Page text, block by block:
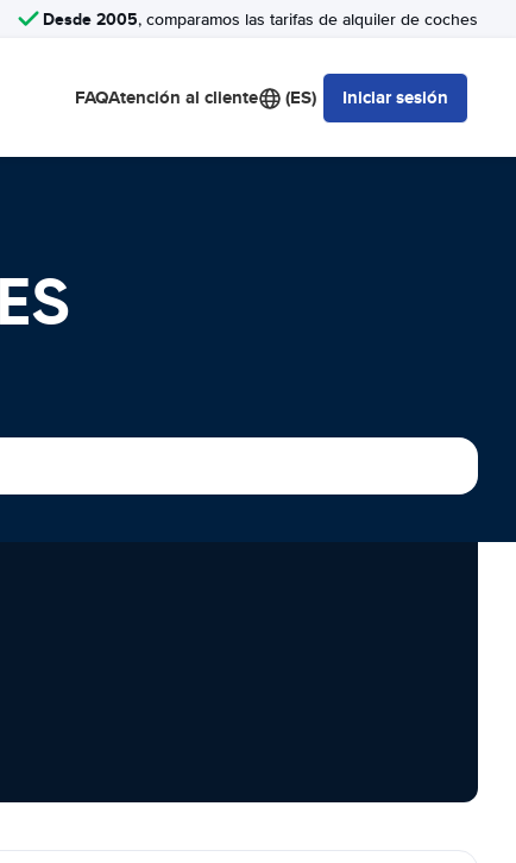
Desde 2005, comparamos las tarifas de alquiler de coches
FAQAtención al cliente (ES) Iniciar sesión